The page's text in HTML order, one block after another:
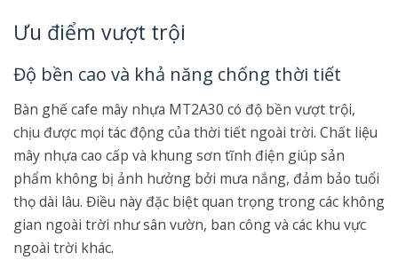
Ưu điểm vượt trội
Độ bền cao và khả năng chống thời tiết
Bàn ghế cafe mây nhựa MT2A30 có độ bền vượt trội,
chịu được mọi tác động của thời tiết ngoài trời. Chất liệu
mây nhựa cao cấp và khung sơn tĩnh điện giúp sản
phẩm không bị ảnh hưởng bởi mưa nắng, đảm bảo tuổi
thọ dài lâu. Điều này đặc biệt quan trọng trong các không
gian ngoài trời như sân vườn, ban công và các khu vực
ngoài trời khác.